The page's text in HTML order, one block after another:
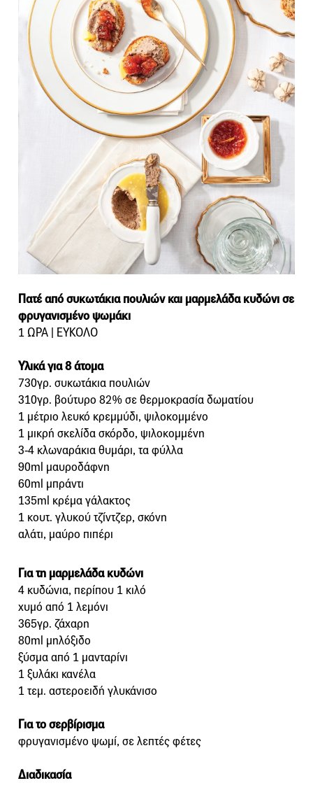
Πατέ από συκωτάκια πουλιών και μαρμελάδα κυδώνι σε
φρυγανισμένο ψωμάκι
1 ΩΡΑ | ΕΥΚΟΛΟ
Υλικά για 8 άτομα
730γρ. συκωτάκια πουλιών
310γρ. βούτυρο 82% σε θερμοκρασία δωματίου
1 μέτριο λευκό κρεμμύδι, ψιλοκομμένο
1 μικρή σκελίδα σκόρδο, ψιλοκομμένη
3-4 κλωναράκια θυμάρι, τα φύλλα
90ml μαυροδάφνη
60ml μπράντι
135ml κρέμα γάλακτος
1 κουτ. γλυκού τζίντζερ, σκόνη
αλάτι, μαύρο πιπέρι
Για τη μαρμελάδα κυδώνι
4 κυδώνια, περίπου 1 κιλό
χυμό από 1 λεμόνι
365γρ. ζάχαρη
80ml μηλόξιδο
ξύσμα από 1 μανταρίνι
1 ξυλάκι κανέλα
1 τεμ. αστεροειδή γλυκάνισο
Για το σερβίρισμα
φρυγανισμένο ψωμί, σε λεπτές φέτες
Διαδικασία